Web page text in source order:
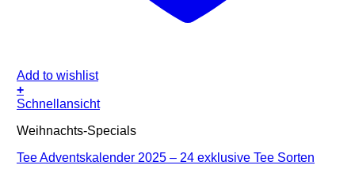
Add to wishlist
+
Schnellansicht
Weihnachts-Specials
Tee Adventskalender 2025 – 24 exklusive Tee Sorten